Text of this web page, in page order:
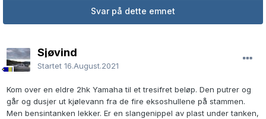
Svar på dette emnet
Sjøvind
Startet 16.August.2021
Kom over en eldre 2hk Yamaha til et tresifret beløp. Den putrer og
går og dusjer ut kjølevann fra de fire eksoshullene på stammen.
Men bensintanken lekker. Er en slangenippel av plast under tanken,